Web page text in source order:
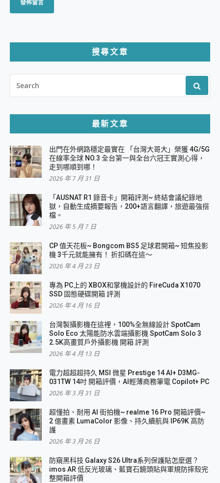
搜尋文章
FOR:
最新文章
出門在外網路穩定最實在 「台灣大哥大」榮獲 4G/5G
在線率全球 NO.3 全台第一與全台六冠王實測心得，
走到哪順到哪！
2026 年 7 月 31 日
「AUSNAT R1 錄音卡」開箱評測~ 終結會議紀錄地
獄，自動生成摘要報告，200+語言翻譯，旅遊最強搭
檔。
2026 年 5 月 7 日
CP 值天花板~ Bongcom BS5 足球君開箱~ 短焦投影
機 3千元就能擁有！ 折扣碼在這～
2026 年 4 月 23 日
專為 PC上的 XBOX和掌機設計的 FireCuda X1070
SSD 固態硬碟開箱 評測
2026 年 4 月 16 日
台灣製攝影機在這裡，100%全無線設計 SpotCam
Solo Eco 太陽能防水雲端攝影機 SpotCam Solo 3
2.5K高畫質戶外攝影機 開箱 評測
2026 年 4 月 13 日
電力超超超持久 MSI 微星 Prestige 14 AI+ D3MG-
031TW 14吋 開箱評價，AI輕薄商務筆電 Copilot+ PC
2026 年 3 月 31 日
超懂拍、耐用 AI 街拍機~ realme 16 Pro 開箱評價~
2 億畫素 LumaColor 影像、持久續航與 IP69K 高防
護
2026 年 3 月 26 日
防窺黑科技 Galaxy S26 Ultra系列保護貼怎麼選？
imos AR 低反光玻璃、藍寶石鏡頭貼與軍規防摔殼完
整開箱評價